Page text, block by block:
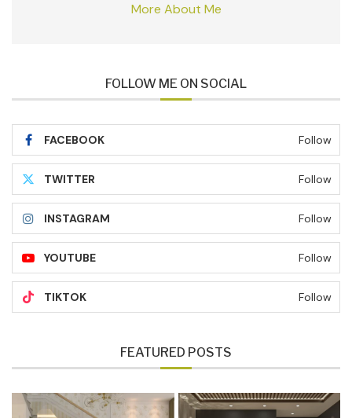
More About Me
FOLLOW ME ON SOCIAL
FACEBOOK Follow
TWITTER Follow
INSTAGRAM Follow
YOUTUBE Follow
TIKTOK Follow
FEATURED POSTS